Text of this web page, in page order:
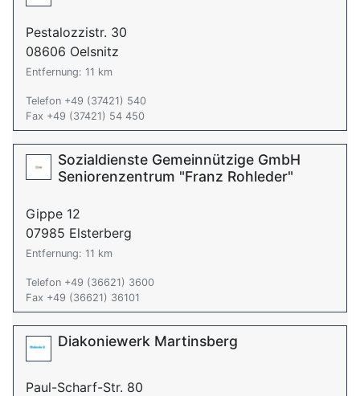
Pestalozzistr. 30
08606 Oelsnitz
Entfernung: 11 km
Telefon +49 (37421) 540
Fax +49 (37421) 54 450
Sozialdienste Gemeinnützige GmbH
Seniorenzentrum "Franz Rohleder"
Gippe 12
07985 Elsterberg
Entfernung: 11 km
Telefon +49 (36621) 3600
Fax +49 (36621) 36101
Diakoniewerk Martinsberg
Paul-Scharf-Str. 80